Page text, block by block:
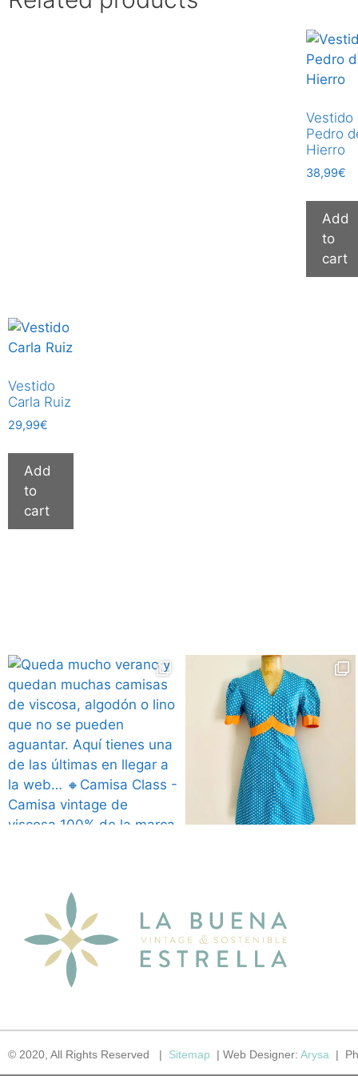
Vestido
Pedro
Hierro
38,99€
Add
to
cart
Vestido
Carla Ruiz
29,99€
Add
to
cart
© 2020, All Rights Reserved | Sitemap | Web Designer: Arysa |